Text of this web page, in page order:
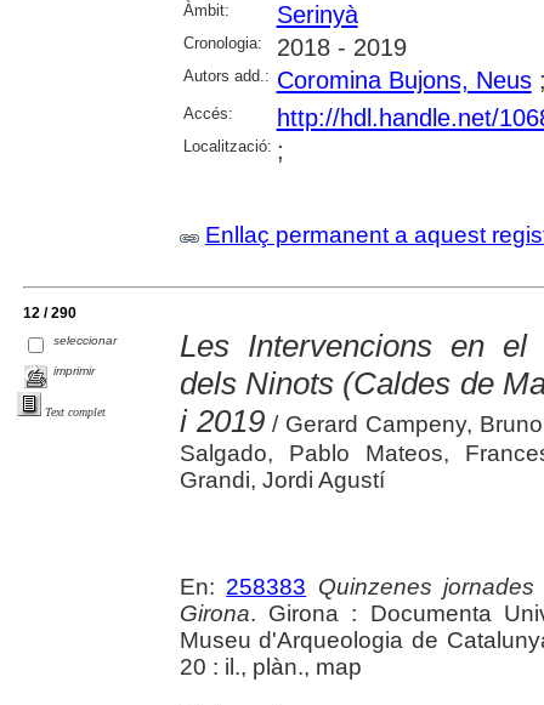
Àmbit: Serinyà
Cronologia: 2018 - 2019
Autors add.: Coromina Bujons, Neus
Accés: http://hdl.handle.net/
Localització: ;
Enllaç permanent a aquest
12 / 290
seleccionar
imprimir
Text complet
Les Intervencions en el
dels Ninots (Caldes de
i 2019/ Gerard Campeny,
Salgado, Pablo Mateos,
Grandi, Jordi Agustí
En: 258383 Quinzenes
Girona. Girona : Documenta
Museu d'Arqueologia de
20 : il., plàn., map